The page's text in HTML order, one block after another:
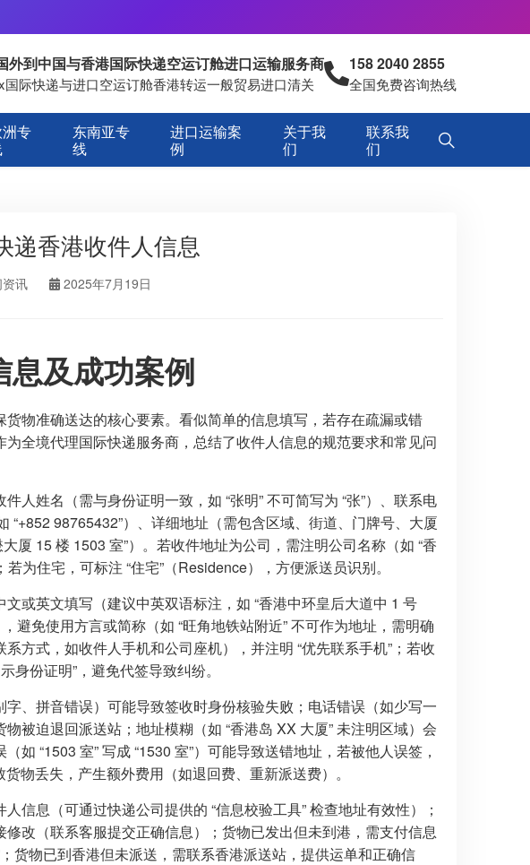
外到中国与香港国际快递空运订舱进口运输服务商
国际快递与进口空运订舱香港转运一般贸易进口清关
158 2040 2855
全国免费咨询热线
专
东南亚专
线
进口运输案
例
关于我
们
联系我
们
递香港收件人信息
讯 2025年7月19日
及成功案例
物准确送达的核心要素。看似简单的信息填写，若存在疏漏或错
全境代理国际快递服务商，总结了收件人信息的规范要求和常见问
人姓名（需与身份证明一致，如 “张明” 不可简写为 “张”）、联系电
“+852 98765432”）、详细地址（需包含区域、街道、门牌号、大厦
厦 15 楼 1503 室”）。若收件地址为公司，需注明公司名称（如 “香
为住宅，可标注 “住宅”（Residence），方便派送员识别。
文或英文填写（建议中英双语标注，如 “香港中环皇后大道中 1 号
避免使用方言或简称（如 “旺角地铁站附近” 不可作为地址，需明确
方式，如收件人手机和公司座机），并注明 “优先联系手机”；若收
身份证明”，避免代签导致纠纷。
、拼音错误）可能导致签收时身份核验失败；电话错误（如少写一
被迫退回派送站；地址模糊（如 “香港岛 XX 大厦” 未注明区域）会
如 “1503 室” 写成 “1530 室”）可能导致送错地址，若被他人误签，
物丢失，产生额外费用（如退回费、重新派送费）。
信息（可通过快递公司提供的 “信息校验工具” 检查地址有效性）；
改（联系客服提交正确信息）；货物已发出但未到港，需支付信息
货物已到香港但未派送，需联系香港派送站，提供运单和正确信